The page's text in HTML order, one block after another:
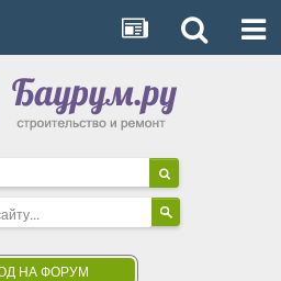
НА ФОРУМ